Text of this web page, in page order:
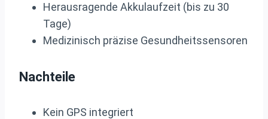
Herausragende Akkulaufzeit (bis zu 30
Tage)
Medizinisch präzise Gesundheitssensoren
Nachteile
Kein GPS integriert